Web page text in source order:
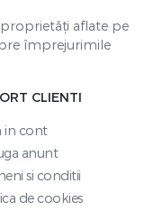
aflate pe
împrejurimile
CLIENTI
in cont
anunt
si conditii
de cookies